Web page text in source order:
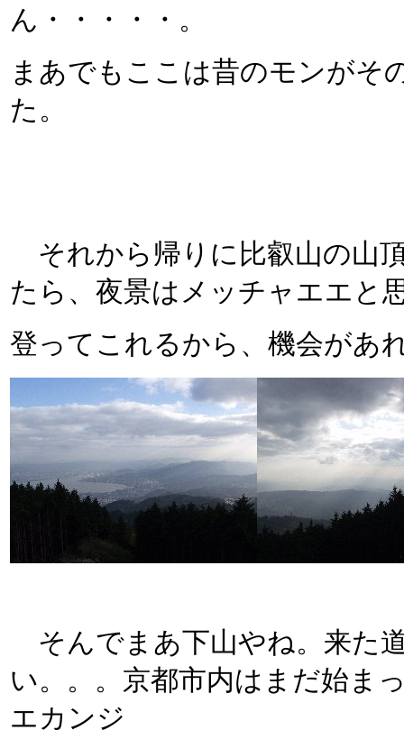
ん・・・・・。
まあでもここは昔のモンがそ
た。
それから帰りに比叡山の山
たら、夜景はメッチャエエと
登ってこれるから、機会があ
そんでまあ下山やね。来た
い。。。京都市内はまだ始ま
エカンジ